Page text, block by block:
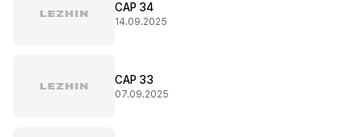
CAP 34
14.09.2025
CAP 33
07.09.2025